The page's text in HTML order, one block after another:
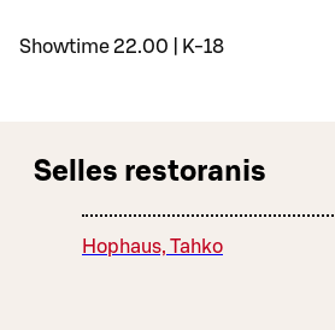
Showtime 22.00 | K-18
Selles restoranis
Hophaus, Tahko